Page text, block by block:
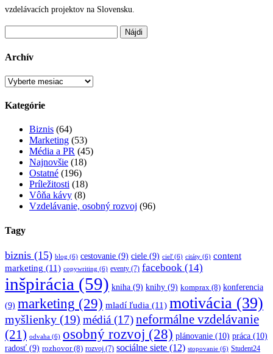
vzdelávacích projektov na Slovensku.
Archív
Archív
Kategórie
Biznis (64)
Marketing (53)
Média a PR (45)
Najnovšie (18)
Ostatné (196)
Príležitosti (18)
Vôňa kávy (8)
Vzdelávanie, osobný rozvoj (96)
Tagy
biznis (15) blog (6) cestovanie (9) ciele (9) cieľ(6) citáty (6) content
marketing (11) copywriting (6) eventy (7) facebook (14)
inšpirácia (59) kniha (9) knihy (9) komprax (8) konferencia
(9) marketing (29) mladí ľudia (11) motivácia (39)
myšlienky (19) médiá (17)neformálne vzdelávanie
(21) odvaha (6) osobný rozvoj (28) plánovanie (10) práca (10)
radosť (9) rozhovor(8) rozvoj (7) sociálne siete (12) stopovanie (6) Student24